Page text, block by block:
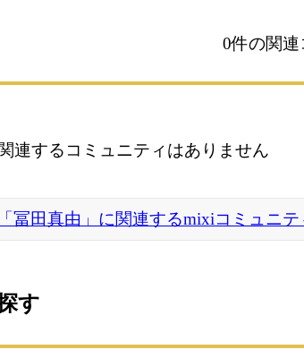
0件の関連
関連するコミュニティはありません
「冨田真由」に関連するmixiコミュニ
す